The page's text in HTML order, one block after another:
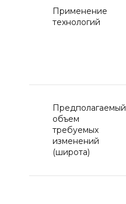
Применение
технологий
Предполагаемый
объем
требуемых
изменений
(широта)